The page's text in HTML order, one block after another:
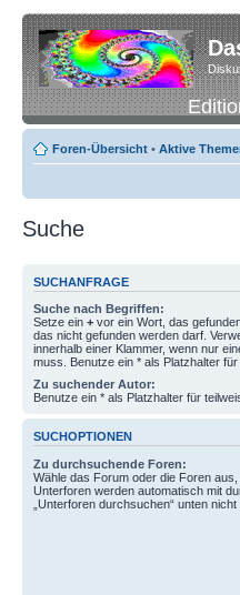
Foren-Übersicht • Aktive
Suche
SUCHANFRAGE
Suche nach Begriffen:
Setze ein + vor ein Wort, das
das nicht gefunden werden darf.
innerhalb einer Klammer, wenn nur
muss. Benutze ein * als Platzhalter
Zu suchender Autor:
Benutze ein * als Platzhalter für
SUCHOPTIONEN
Zu durchsuchende Foren:
Wähle das Forum oder die Foren
Unterforen werden automatisch mit
„Unterforen durchsuchen“ unten nicht